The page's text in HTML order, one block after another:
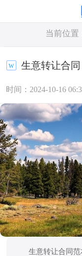
当前位置
生意转让合同
时间：2024-10-16
生意转让合同范